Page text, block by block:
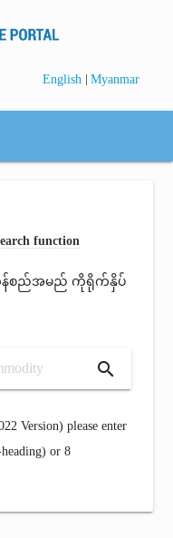
English | Myanmar
function
ကုန်စည်အမည် ကိုရိုက်နှိပ်
search
Version) please enter
or 8